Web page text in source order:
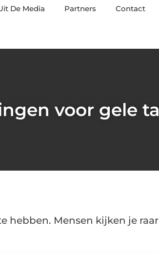
De Media Partners Contact
voor gele
hebben. Mensen kijken je raar